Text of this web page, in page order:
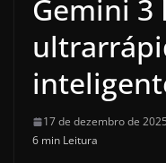
Gemini 3
17 de dezembro de 2025
6 min Leitura